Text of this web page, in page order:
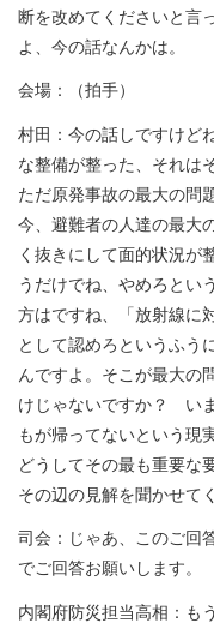
断を改めてくださいと言
よ、今の話なんかは。
会場：（拍手）
村田：今の話しですけど
な整備が整った、それは
ただ原発事故の最大の問
今、避難者の人達の最大
く抜きにして面的状況が
うだけでね、やめろと
方はですね、「放射線に
として認めろというふう
んですよ。そこが最大の
けじゃないですか？ い
もが帰ってないという現
どうしてその最も重要な
その辺の見解を聞かせて
司会：じゃあ、このご回
でご回答お願いします。
内閣府防災担当高相：も